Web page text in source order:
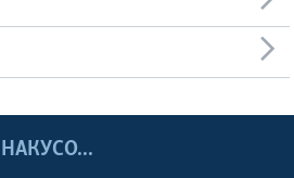
НАКУСО...